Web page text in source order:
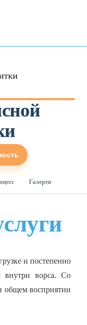
Галерея
и постепенно
внутри ворса. Со
общем восприятии